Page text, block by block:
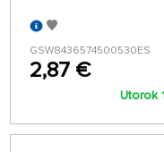
GSW8436574500530ES
2,87 €
Utorok